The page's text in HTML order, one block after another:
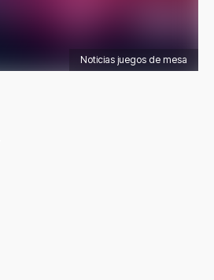
Noticias juegos de mesa